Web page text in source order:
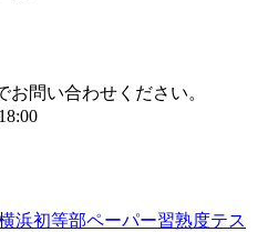
問い合わせください。
浜初等部ペーパー習熟度テス